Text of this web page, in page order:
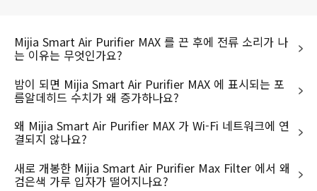
Mijia Smart Air Purifier MAX 를 끈 후에 전류 소리가 나
는 이유는 무엇인가요?
밤이 되면 Mijia Smart Air Purifier MAX 에 표시되는 포
름알데히드 수치가 왜 증가하나요?
왜 Mijia Smart Air Purifier MAX 가 Wi-Fi 네트워크에 연
결되지 않나요?
새로 개봉한 Mijia Smart Air Purifier Max Filter 에서 왜
검은색 가루 입자가 떨어지나요?